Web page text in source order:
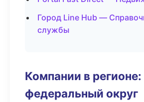
Город Line Hub —
службы
Компании в
федеральный округ